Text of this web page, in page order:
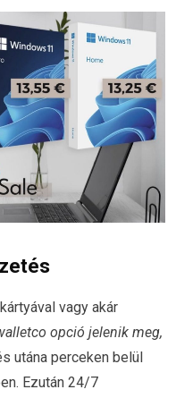
vagy akár
opció jelenik meg,
utána perceken belül
Ezután 24/7